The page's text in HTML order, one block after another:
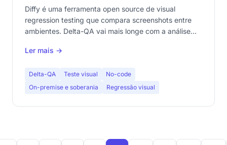
Diffy é uma ferramenta open source de visual
regression testing que compara screenshots entre
ambientes. Delta-QA vai mais longe com a análise
escolher a ferramenta certa.
Ler mais →
Delta-QA Teste visual
No-code
On-premise e soberania
Regressão visual